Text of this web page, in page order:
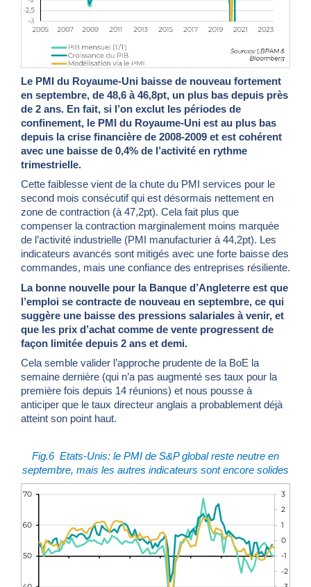
Le PMI du Royaume-Uni baisse de nouveau fortement
en septembre, de 48,6 à 46,8pt, un plus bas depuis près
de 2 ans. En fait, si l’on exclut les périodes de
confinement, le PMI du Royaume-Uni est au plus bas
depuis la crise financière de 2008-2009 et est cohérent
avec une baisse de 0,4% de l’activité en rythme
trimestrielle.
Cette faiblesse vient de la chute du PMI services pour le
second mois consécutif qui est désormais nettement en
zone de contraction (à 47,2pt). Cela fait plus que
compenser la contraction marginalement moins marquée
de l’activité industrielle (PMI manufacturier à 44,2pt). Les
indicateurs avancés sont mitigés avec une forte baisse des
commandes, mais une confiance des entreprises résiliente.
La bonne nouvelle pour la Banque d’Angleterre est que
l’emploi se contracte de nouveau en septembre, ce qui
suggère une baisse des pressions salariales à venir, et
que les prix d’achat comme de vente progressent de
façon limitée depuis 2 ans et demi.
Cela semble valider l’approche prudente de la BoE la
semaine dernière (qui n’a pas augmenté ses taux pour la
première fois depuis 14 réunions) et nous pousse à
anticiper que le taux directeur anglais a probablement déjà
atteint son point haut.
Fig.6 Etats-Unis: le PMI de S&P global reste neutre en
septembre, mais les autres indicateurs sont encore solides